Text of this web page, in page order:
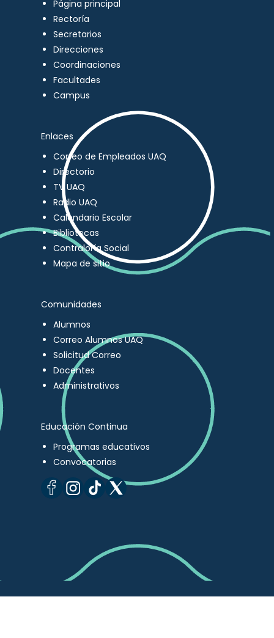
Página principal
Rectoría
Secretarios
Direcciones
Coordinaciones
Facultades
Campus
Enlaces
Correo de Empleados UAQ
Directorio
TV UAQ
Radio UAQ
Calendario Escolar
Bibliotecas
Contraloría Social
Mapa de sitio
Comunidades
Alumnos
Correo Alumnos UAQ
Solicitud Correo
Docentes
Administrativos
Educación Continua
Programas educativos
Convocatorias